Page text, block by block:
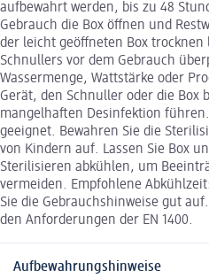
aufbewahrt werden, bis zu 48
Gebrauch die Box öffnen und
der leicht geöffneten Box trocknen
Schnullers vor dem Gebrauch
Wassermenge, Wattstärke oder
Gerät, den Schnuller oder die Box
mangelhaften Desinfektion
geeignet. Bewahren Sie die
von Kindern auf. Lassen Sie Box
Sterilisieren abkühlen, um
vermeiden. Empfohlene
Sie die Gebrauchshinweise gut
den Anforderungen der EN 1400.
Aufbewahrungshinweise